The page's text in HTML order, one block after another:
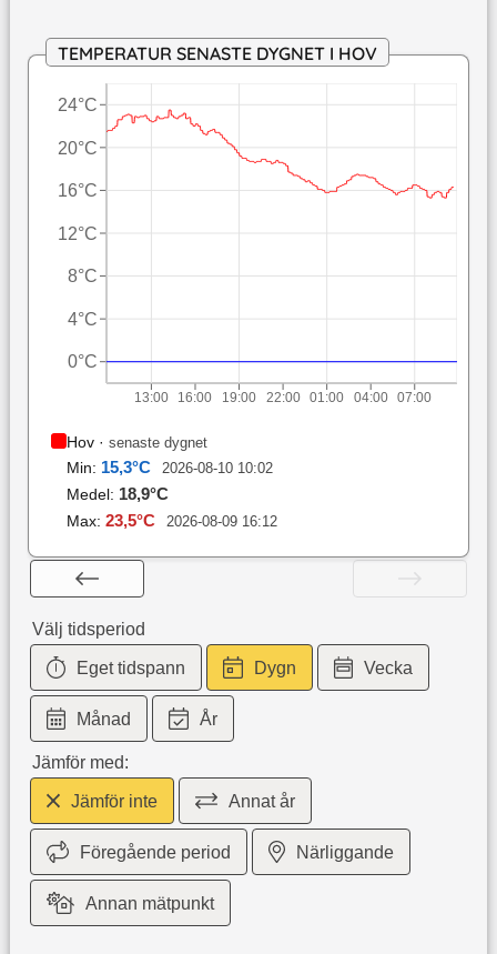
TEMPERATUR SENASTE DYGNET I HOV
13:00 16:00 19:00 22:00 01:00 04:00 07:00
0°C
4°C
8°C
12°C
16°C
20°C
24°C
Hov· senaste dygnet
Min: 15,3°C 2026-08-10 10:02
Medel: 18,9°C
Max: 23,5°C 2026-08-09 16:12
Välj tidsperiod
Eget tidspann Dygn Vecka
Månad År
Jämför med:
Jämför inte Annat år
Föregående period Närliggande
Annan mätpunkt